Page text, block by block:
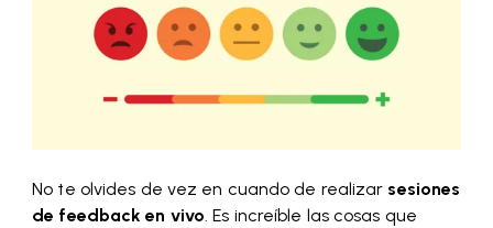
No te olvides de vez en cuando de realizar sesiones
de feedback en vivo. Es increíble las cosas que